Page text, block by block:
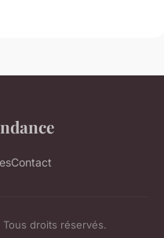
Contact
droits réservés.